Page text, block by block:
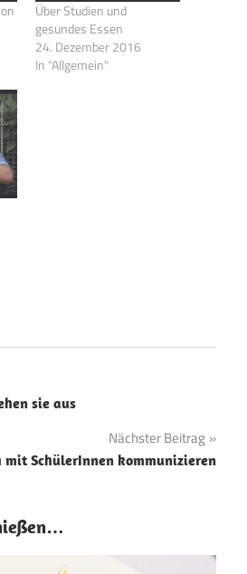
Über Studien und
gesundes Essen
24. Dezember 2016
In "Allgemein"
sie aus
Nächster Beitrag
mit SchülerInnen kommunizieren